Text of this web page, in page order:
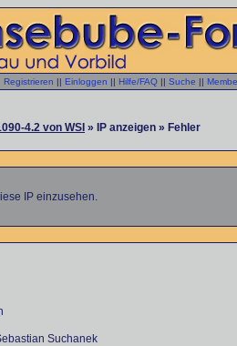
Registrieren || Einloggen || Hilfe/FAQ || Suche ||
4.2 von WSI » IP anzeigen » Fehler
IP einzusehen.
Suchanek